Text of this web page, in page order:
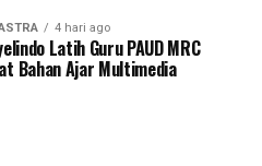
4 hari ago
Latih Guru PAUD MRC
Bahan Ajar Multimedia